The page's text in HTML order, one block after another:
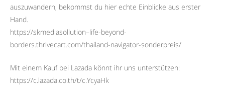
auszuwandern, bekommst du hier echte Einblicke aus erster
Hand.
https://skmediasollution–life-beyond-
borders.thrivecart.com/thailand-navigator-sonderpreis/
Mit einem Kauf bei Lazada könnt ihr uns unterstützen:
https://c.lazada.co.th/t/c.YcyaHk